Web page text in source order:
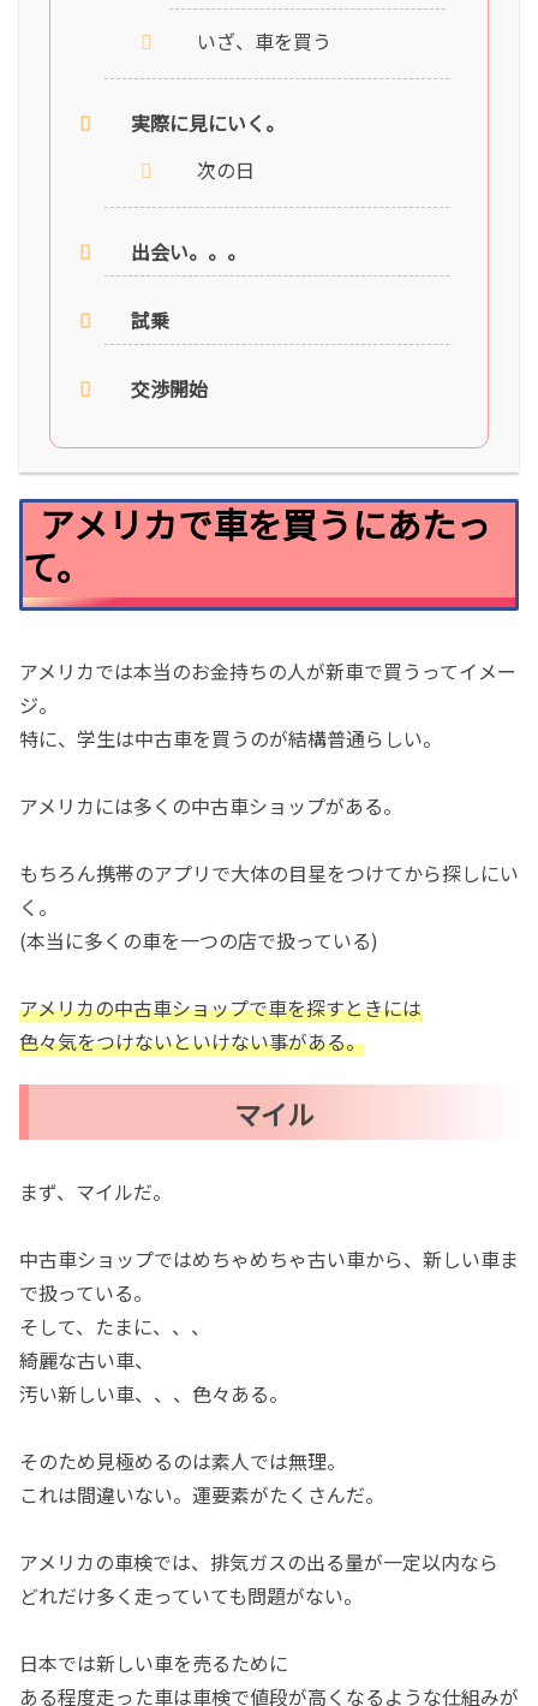
いざ、車を買う
実際に見にいく。
次の日
出会い。。。
試乗
交渉開始
アメリカで車を買うにあたっ
て。
アメリカでは本当のお金持ちの人が新車で買うってイメー
ジ。
特に、学生は中古車を買うのが結構普通らしい。
アメリカには多くの中古車ショップがある。
もちろん携帯のアプリで大体の目星をつけてから探しにい
く。
(本当に多くの車を一つの店で扱っている)
アメリカの中古車ショップで車を探すときには
色々気をつけないといけない事がある。
マイル
まず、マイルだ。
中古車ショップではめちゃめちゃ古い車から、新しい車ま
で扱っている。
そして、たまに、、、
綺麗な古い車、
汚い新しい車、、、色々ある。
そのため見極めるのは素人では無理。
これは間違いない。運要素がたくさんだ。
アメリカの車検では、排気ガスの出る量が一定以内なら
どれだけ多く走っていても問題がない。
日本では新しい車を売るために
ある程度走った車は車検で値段が高くなるような仕組みが